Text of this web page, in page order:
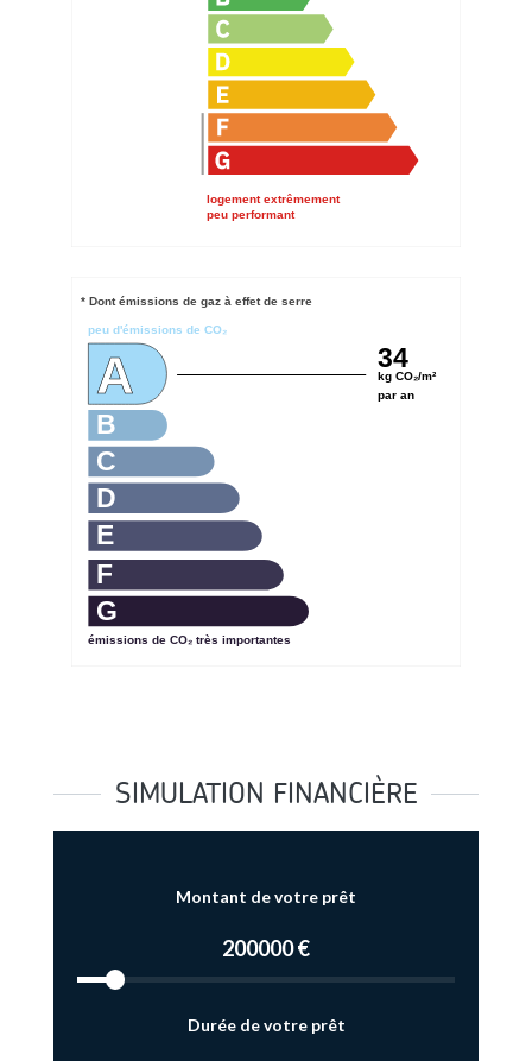
logement extrêmement
peu performant
34
kg CO₂/m²
par an
A
B
C
D
E
F
G
émissions de CO₂ très importantes
peu d'émissions de CO₂
* Dont émissions de gaz à effet de serre
SIMULATION FINANCIÈRE
Montant de votre prêt
200000 €
Durée de votre prêt